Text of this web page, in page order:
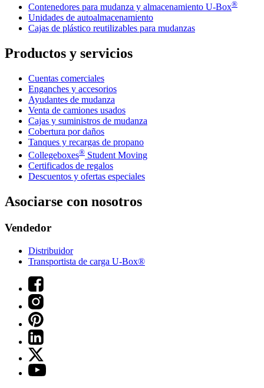
Contenedores para mudanza y almacenamiento U-Box®
Unidades de autoalmacenamiento
Cajas de plástico reutilizables para mudanzas
Productos y servicios
Cuentas comerciales
Enganches y accesorios
Ayudantes de mudanza
Venta de camiones usados
Cajas y suministros de mudanza
Cobertura por daños
Tanques y recargas de propano
Collegeboxes® Student Moving
Certificados de regalos
Descuentos y ofertas especiales
Asociarse con nosotros
Vendedor
Distribuidor
Transportista de carga U-Box®